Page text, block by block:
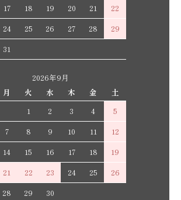
17 18 19 20 21
22
24 25 26 27 28
29
31
2026年9月
月 火 水 木 金
土
1
2 3 4
5
7 8 9 10 11
12
14 15 16 17 18
19
21 22 23 24 25
26
28 29 30